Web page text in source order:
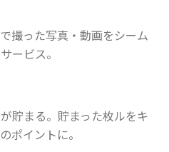
撮った写真・動画をシーム
ービス。
貯まる。貯まった枚ルをキ
ポイントに。